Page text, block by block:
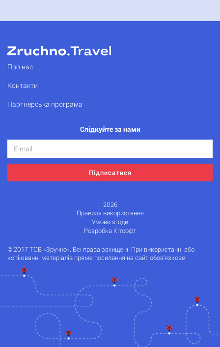
Про нас
Контакти
Партнерська програма
Слідкуйте за нами
Підписатися
2026
Правила використання
Умови згоди
Розробка Кітсофт
© 2017 ТОВ «Зручно». Всі права захищені. При використанні або
копіюванні матеріалів пряме посилання на сайт обов'язкове.